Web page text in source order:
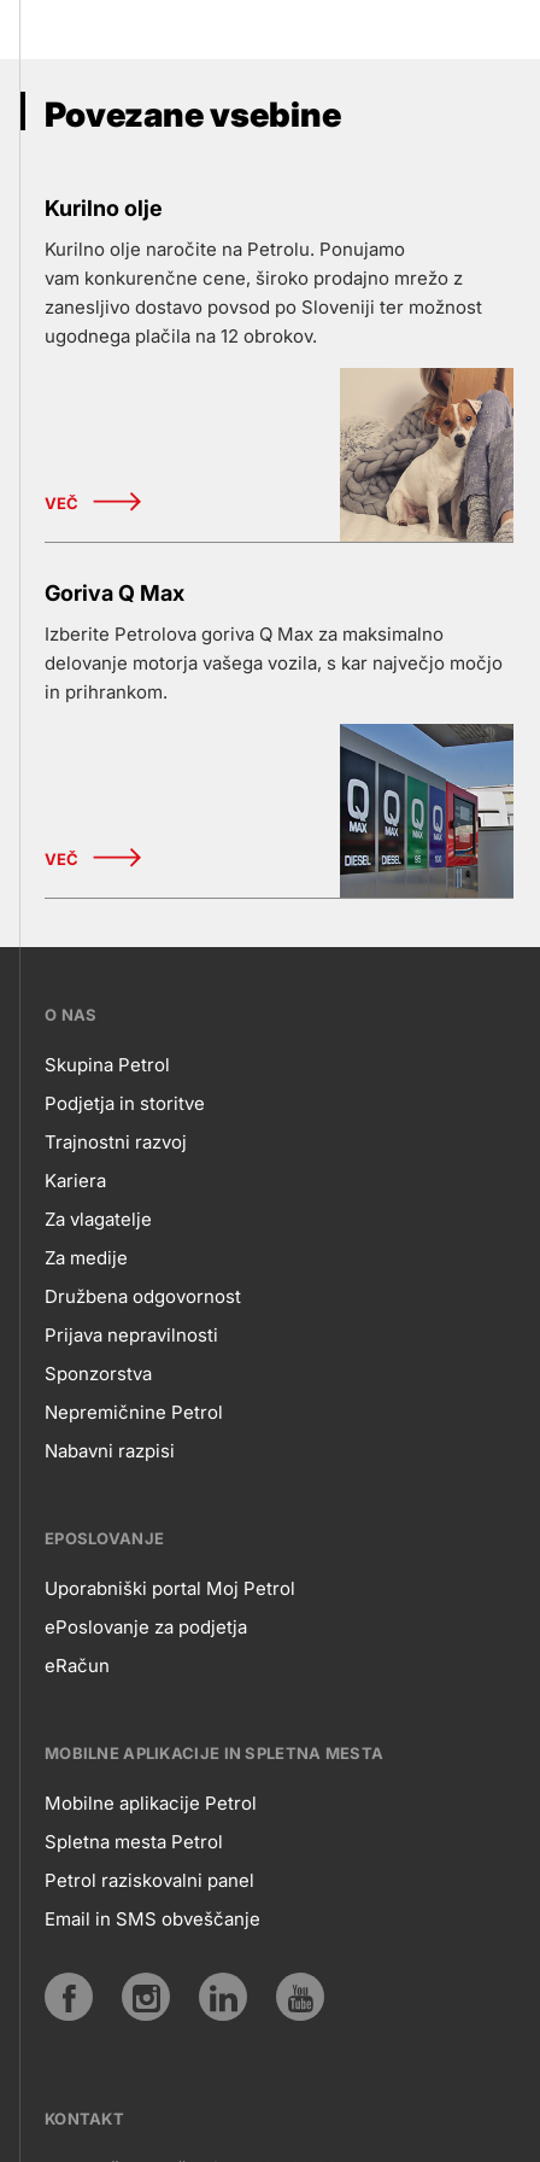
Povezane vsebine
Kurilno olje
Kurilno olje naročite na Petrolu. Ponujamo
vam konkurenčne cene, široko prodajno mrežo z
zanesljivo dostavo povsod po Sloveniji ter možnost
ugodnega plačila na 12 obrokov.
VEČ
Goriva Q Max
Izberite Petrolova goriva Q Max za maksimalno
delovanje motorja vašega vozila, s kar največjo močjo
in prihrankom.
VEČ
???
skupno.footer-
title???
O NAS
O
NAS
Skupina Petrol
Podjetja in storitve
Trajnostni razvoj
Kariera
Za vlagatelje
Za medije
Družbena odgovornost
Prijava nepravilnosti
Sponzorstva
Nepremičnine Petrol
Nabavni razpisi
EPOSLOVANJE
EPOSLOVANJE
Uporabniški portal Moj Petrol
ePoslovanje za podjetja
eRačun
MOBILNE APLIKACIJE IN SPLETNA MESTA
MOBILNE
APLIKACIJE
SPLETNA
Mobilne aplikacije Petrol
Spletna mesta Petrol
Petrol raziskovalni panel
Email in SMS obveščanje
KONTAKT